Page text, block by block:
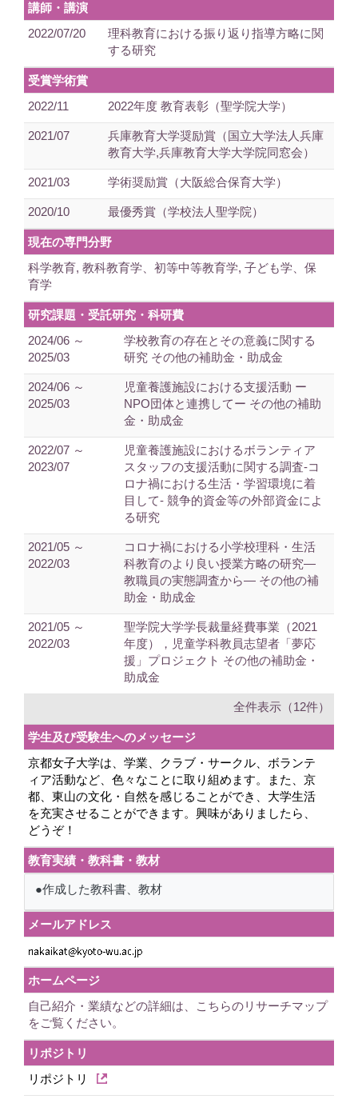
講師・講演
2022/07/20
理科教育における振り返り指導方略に関
する研究
受賞学術賞
2022/11
2022年度 教育表彰（聖学院大学）
2021/07
兵庫教育大学奨励賞（国立大学法人兵庫
教育大学,兵庫教育大学大学院同窓会）
2021/03 学術奨励賞（大阪総合保育大学）
2020/10 最優秀賞（学校法人聖学院）
現在の専門分野
科学教育, 教科教育学、初等中等教育学, 子ども学、保
育学
研究課題・受託研究・科研費
2024/06 ～
2025/03
学校教育の存在とその意義に関する
研究 その他の補助金・助成金
2024/06 ～
2025/03
児童養護施設における支援活動 ー
NPO団体と連携してー その他の補助
金・助成金
2022/07 ～
2023/07
児童養護施設におけるボランティア
スタッフの支援活動に関する調査-コ
ロナ禍における生活・学習環境に着
目して- 競争的資金等の外部資金によ
る研究
2021/05 ～
2022/03
コロナ禍における小学校理科・生活
科教育のより良い授業方略の研究―
教職員の実態調査から― その他の補
助金・助成金
2021/05 ～
2022/03
聖学院大学学長裁量経費事業（2021
年度），児童学科教員志望者「夢応
援」プロジェクト その他の補助金・
助成金
全件表示（12件）
学生及び受験生へのメッセージ
京都女子大学は、学業、クラブ・サークル、ボランテ
ィア活動など、色々なことに取り組めます。また、京
都、東山の文化・自然を感じることができ、大学生活
を充実させることができます。興味がありましたら、
どうぞ！
教育実績・教科書・教材
●作成した教科書、教材
メールアドレス
ホームページ
自己紹介・業績などの詳細は、こちらのリサーチマップ
をご覧ください。
リポジトリ
リポジトリ